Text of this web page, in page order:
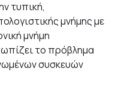
τυπική,
μνήμης με
μνήμη
το πρόβλημα
συσκευών